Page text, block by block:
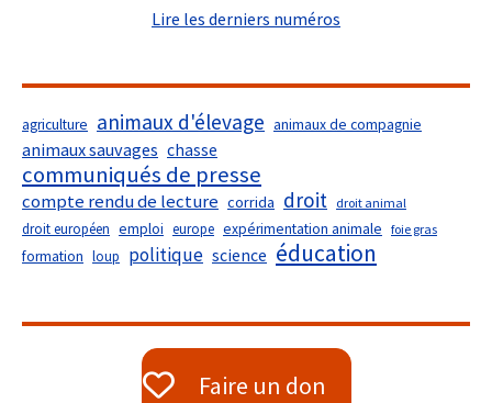
Lire les derniers numéros
agriculture animaux d'élevage animaux de compagnie
animaux sauvages chasse
communiqués de presse
compte rendu de lecture corrida droit droit animal
droit européen emploi europe expérimentation animale foie gras
formation loup politique science éducation
Faire un don